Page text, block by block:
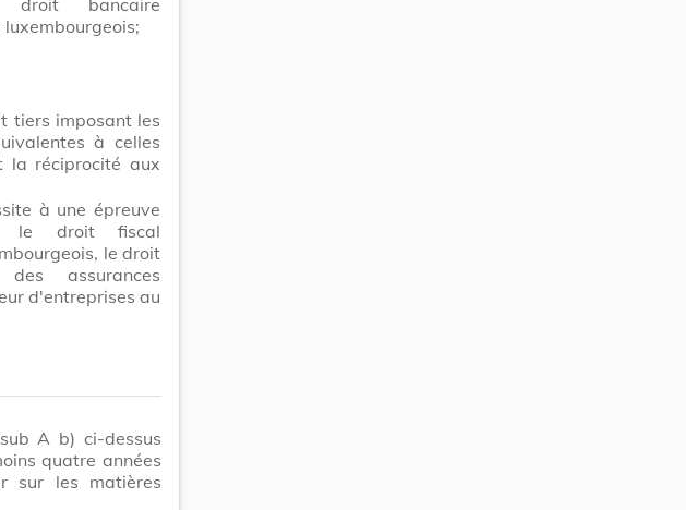
tiers imposant les
à celles
la réciprocité aux
à une épreuve
le droit fiscal
le droit
assurances
d'entreprises au
A b) ci-dessus
quatre années
sur les matières